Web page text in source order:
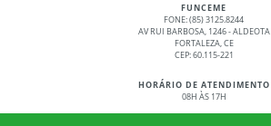
FUNCEME
FONE: (85) 3125.8244
AV RUI BARBOSA, 1246 - ALDEOTA
FORTALEZA, CE
CEP: 60.115-221
HORÁRIO DE ATENDIMENTO
08H ÀS 17H